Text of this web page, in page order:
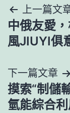
文
章
覽
上一篇文
中俄友愛
風JIUYI俱
下一篇文章
摸索“制儲
氫能綜合